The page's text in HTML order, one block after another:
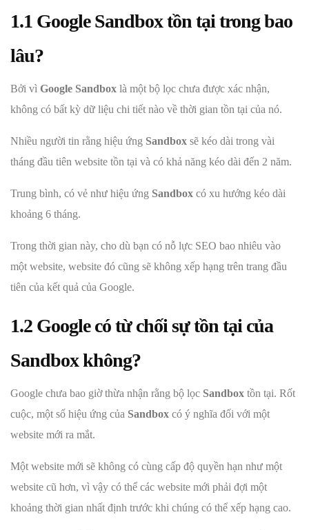
1.1 Google Sandbox tồn tại trong bao
lâu?
Bởi vì Google Sandbox là một bộ lọc chưa được xác nhận,
không có bất kỳ dữ liệu chi tiết nào về thời gian tồn tại của nó.
Nhiều người tin rằng hiệu ứng Sandbox sẽ kéo dài trong vài
tháng đầu tiên website tồn tại và có khả năng kéo dài đến 2 năm.
Trung bình, có vẻ như hiệu ứng Sandbox có xu hướng kéo dài
khoảng 6 tháng.
Trong thời gian này, cho dù bạn có nỗ lực SEO bao nhiêu vào
một website, website đó cũng sẽ không xếp hạng trên trang đầu
tiên của kết quả của Google.
1.2 Google có từ chối sự tồn tại của
Sandbox không?
Google chưa bao giờ thừa nhận rằng bộ lọc Sandbox tồn tại. Rốt
cuộc, một số hiệu ứng của Sandbox có ý nghĩa đối với một
website mới ra mắt.
Một website mới sẽ không có cùng cấp độ quyền hạn như một
website cũ hơn, vì vậy có thể các website mới phải đợi một
khoảng thời gian nhất định trước khi chúng có thể xếp hạng cao.